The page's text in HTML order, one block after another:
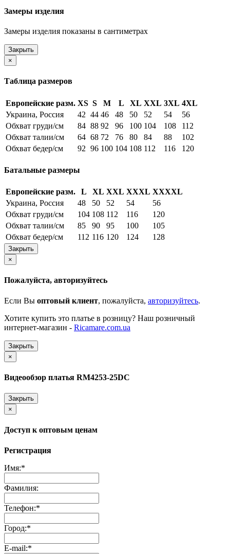
Замеры изделия
Замеры изделия показаны в сантиметрах
Закрыть
×
Таблица размеров
Европейские разм. XS S M L XL XXL 3XL 4XL
Украина, Россия
42 44 46 48 50 52 54
56
Обхват груди/см
84 88 92 96 100 104 108
112
Обхват талии/см
64 68 72 76 80 84 88
102
Обхват бедер/см
92 96 100 104 108 112 116 120
Батальные размеры
Европейские разм. L XL XXL XXXL XXXXL
Украина, Россия
48 50 52 54
56
Обхват груди/см
104 108 112 116
120
Обхват талии/см
85 90 95 100
105
Обхват бедер/см
112 116 120 124 128
Закрыть
×
Пожалуйста, авторизуйтесь
Если Вы оптовый клиент, пожалуйста, авторизуйтесь.
Хотите купить это платье в розницу? Наш розничный
интернет-магазин - Ricamare.com.ua
Закрыть
×
Видеообзор платья RM4253-25DC
Закрыть
×
Доступ к оптовым ценам
Регистрация
Имя:*
Фамилия:
Телефон:*
Город:*
E-mail:*